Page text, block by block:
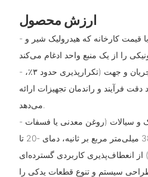
ارزش محصول
- راهکاری مقرون‌به‌صرفه و با قیمت کارخانه که هیدرولیک شیر و
- کنترل دقیق و تکرارپذیر جریان و جهت (تکرارپذیری حدود ۳٪،
فرآیند و راندمان تجهیزات ارائه
- سازگاری گسترده با هیدرولیک و سیالات (روغن معدنی یا فسفات
استر، ویسکوزیته 2.8 تا 380 میلی‌متر مربع بر ثانیه، دمای -20 تا
از انعطاف‌پذیری کاربردی گسترده‌ای
سیستم و تنوع قطعات یدکی را